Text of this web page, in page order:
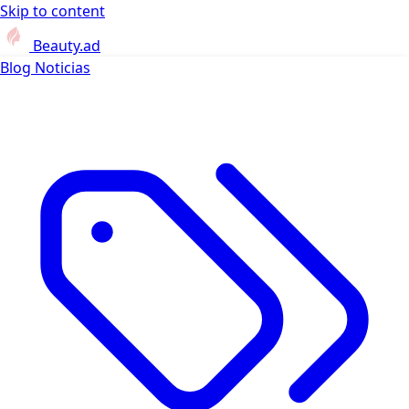
Skip to content
Beauty.ad
Blog Noticias